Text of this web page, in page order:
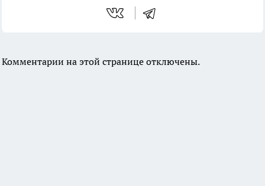
Комментарии на этой странице отключены.